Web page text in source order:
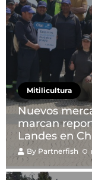
Mitilicultura
Nuevos
marcan
Landes en
By Partnerfish